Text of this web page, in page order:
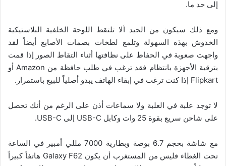
إلى حد ما.
ومع ذلك سيكون من الجيد ألا تلتقط اللوحة الخلفية البلاستيكية
الخدوش بهذه السهولة وتلمع لطخات بصمات الأصابع أيضاً لقد
واجهت صعوبة في الحفاظ على نظافتها أثناء التقاط الصور إذا قمت
بترقية الأجهزة بانتظام فقد ترغب في طلب حافظة من Amazon أو
Flipkart إذا كنت ترغب في إبقاء الهاتف يبدو أصلياً للبيع باستمرار.
لا توجد علبة في العلبة ولا سماعات أذن على الرغم من أنك تحصل
على شاحن سريع بقوة 25 وات وكابل USB-C إلى USB-C.
مع شاشة بحجم 6.7 بوصة وبطارية 7000 مللي أمبير في الساعة
تحت الغطاء فليس من المستغرب أن يكون Galaxy F62 هاتفاً كبيراً